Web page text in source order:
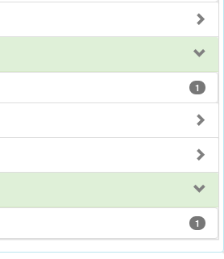
1
1